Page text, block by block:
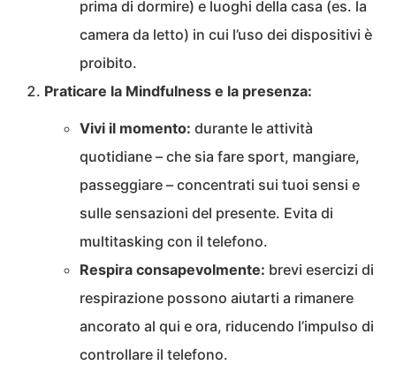
prima di dormire) e luoghi della casa (es. la
camera da letto) in cui l’uso dei dispositivi è
proibito.
Praticare la Mindfulness e la presenza:
Vivi il momento: durante le attività
quotidiane – che sia fare sport, mangiare,
passeggiare – concentrati sui tuoi sensi e
sulle sensazioni del presente. Evita di
multitasking con il telefono.
Respira consapevolmente: brevi esercizi di
respirazione possono aiutarti a rimanere
ancorato al qui e ora, riducendo l’impulso di
controllare il telefono.